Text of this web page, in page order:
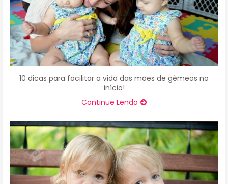
10 dicas para facilitar a vida das mães de gêmeos no
início!
Continue Lendo